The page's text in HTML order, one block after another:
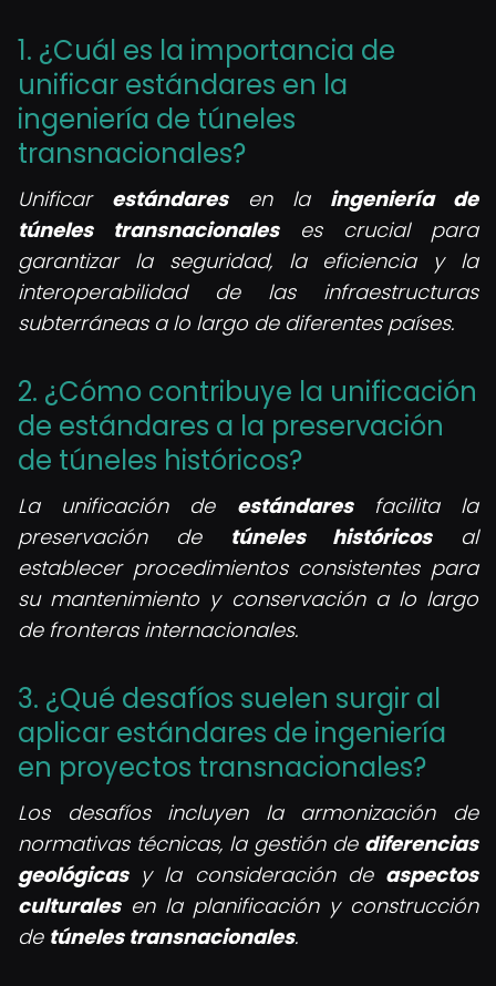
1. ¿Cuál es la importancia de
unificar estándares en la
ingeniería de túneles
transnacionales?
Unificar estándaresen la ingeniería de
túneles transnacionaleses crucial para
garantizar la seguridad, la eficiencia y la
interoperabilidad de las infraestructuras
subterráneas a lo largo de diferentes países.
2. ¿Cómo contribuye la unificación
de estándares a la preservación
de túneles históricos?
La unificación de estándaresfacilita la
preservación de túneles históricosal
establecer procedimientos consistentes para
su mantenimiento y conservación a lo largo
de fronteras internacionales.
3. ¿Qué desafíos suelen surgir al
aplicar estándares de ingeniería
en proyectos transnacionales?
Los desafíos incluyen la armonización de
normativas técnicas, la gestión de diferencias
geológicasy la consideración de aspectos
culturalesen la planificación y construcción
de túneles transnacionales.